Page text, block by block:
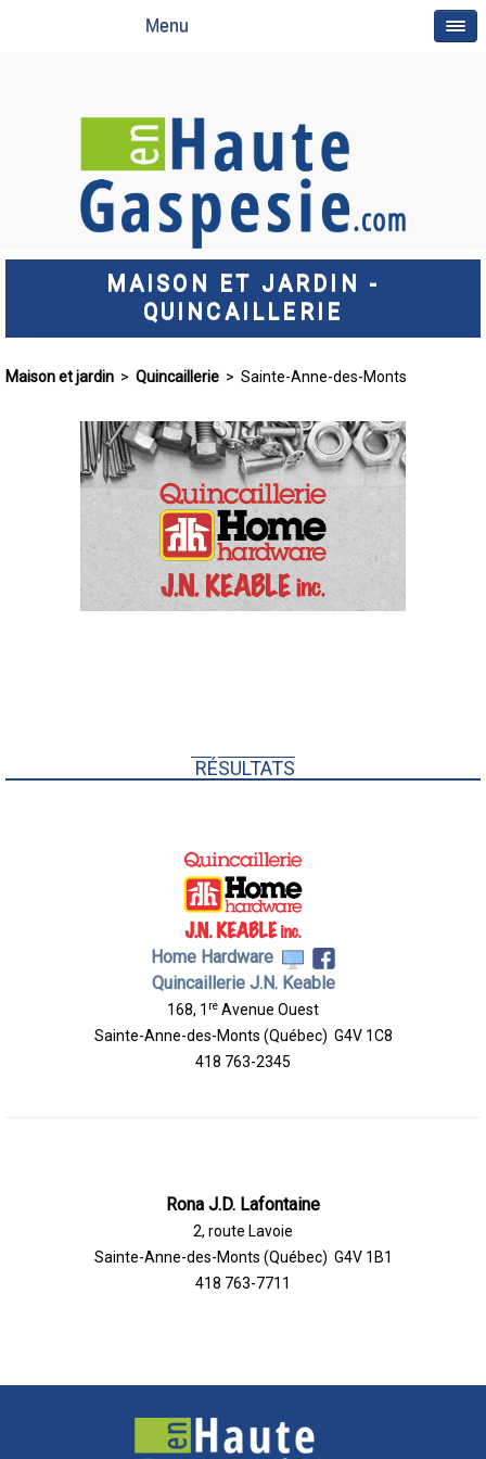
Menu
MAISON ET JARDIN -
QUINCAILLERIE
Maison et jardin > Quincaillerie > Sainte-Anne-des-Monts
RÉSULTATS
Home Hardware
Quincaillerie J.N. Keable
168, 1 re Avenue Ouest
Sainte-Anne-des-Monts (Québec) G4V 1C8
418 763-2345
Rona J.D. Lafontaine
2, route Lavoie
Sainte-Anne-des-Monts (Québec) G4V 1B1
418 763-7711